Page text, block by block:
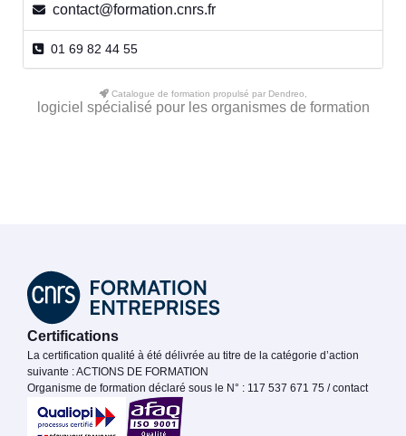
contact@formation.cnrs.fr
01 69 82 44 55
Catalogue de formation propulsé par Dendreo,
logiciel spécialisé pour les organismes de formation
Certifications
La certification qualité à été délivrée au titre de la catégorie d’action
suivante : ACTIONS DE FORMATION
Organisme de formation déclaré sous le N° : 117 537 671 75 / contact